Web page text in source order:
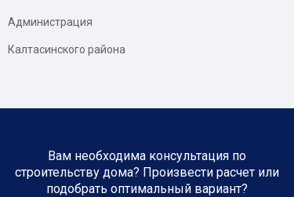
Администрация
Калтасинского района
Вам необходима консультация по
строительству дома? Произвести расчет или
подобрать оптимальный вариант?